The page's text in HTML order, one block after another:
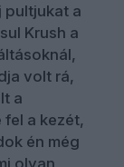
pultjukat a
Krush a
volt rá,
a
a kezét,
én még